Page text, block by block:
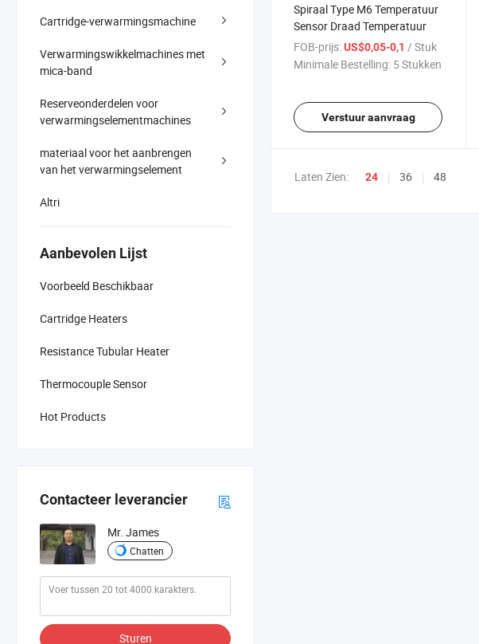
Cartridge-verwarmingsmachine
Verwarmingswikkelmachines met
mica-band
Reserveonderdelen voor
verwarmingselementmachines
materiaal voor het aanbrengen
van het verwarmingselement
Altri
Aanbevolen Lijst
Voorbeeld Beschikbaar
Cartridge Heaters
Resistance Tubular Heater
Thermocouple Sensor
Hot Products
Contacteer leverancier
Mr. James
Chatten
Sturen
Spiraal Type M6 Temperatuur
Sensor Draad Temperatuur
FOB-prijs:US$0,05-0,1 / Stuk
Minimale Bestelling: 5 Stukken
Verstuur aanvraag
Laten Zien: 24 36 48